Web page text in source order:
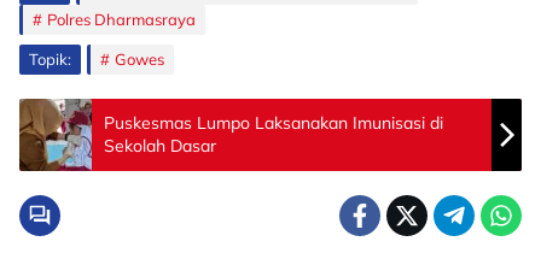
Polres Dharmasraya
Topik: Gowes
Puskesmas Lumpo Laksanakan Imunisasi di
Sekolah Dasar